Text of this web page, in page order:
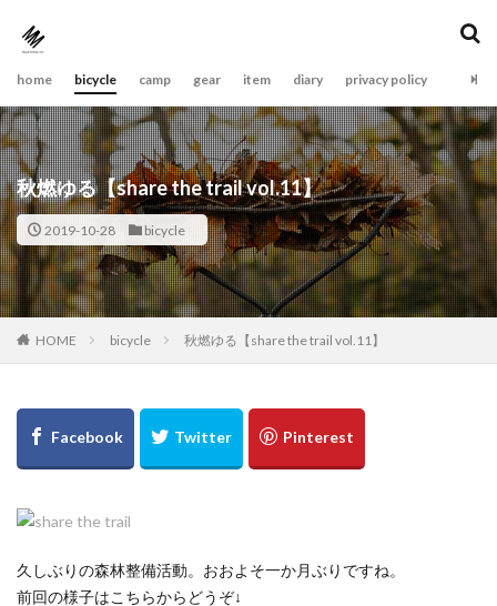
home bicycle camp gear item diary privacy policy
秋燃ゆる【share the trail vol.11】
2019-10-28 bicycle
HOME bicycle 秋燃ゆる【share the trail vol.11】
久しぶりの森林整備活動。おおよそ一か月ぶりですね。
前回の様子はこちらからどうぞ↓